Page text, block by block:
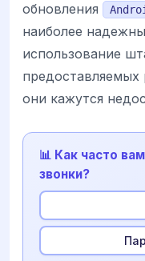
обновления
наиболее
использование
предоставляемых
они кажутся
📊 Как часто
звонки?